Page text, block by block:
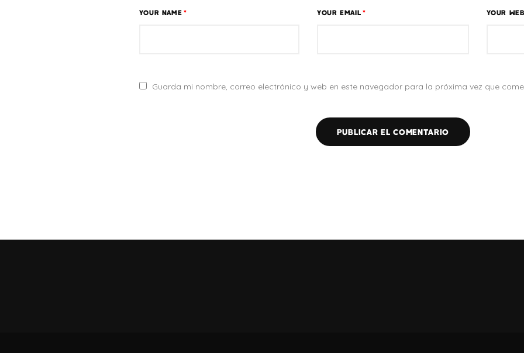
YOUR NAME * YOUR EMAIL * YOUR
Guarda mi nombre, correo electrónico y web en este navegador para la próxima vez que